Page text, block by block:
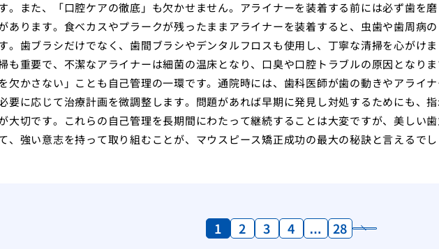
。また、「口腔ケアの徹底」も欠かせません。アライナーを装着する前には必ず歯を
あります。食べカスやプラークが残ったままアライナーを装着すると、虫歯や歯周病
。歯ブラシだけでなく、歯間ブラシやデンタルフロスも使用し、丁寧な清掃を心がけ
も重要で、不潔なアライナーは細菌の温床となり、口臭や口腔トラブルの原因となり
欠かさない」ことも自己管理の一環です。通院時には、歯科医師が歯の動きやアライナ
要に応じて治療計画を微調整します。問題があれば早期に発見し対処するためにも、
大切です。これらの自己管理を長期間にわたって継続することは大変ですが、美しい
、強い意志を持って取り組むことが、マウスピース矯正成功の最大の秘訣と言えるでし
1 2 3 4 … 28